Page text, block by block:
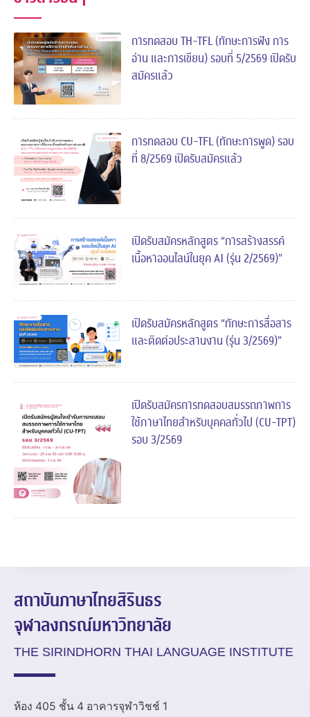
การทดสอบ TH-TFL (ทักษะการฟัง การ
อ่าน และการเขียน) รอบที่ 5/2569 เปิดรับ
สมัครแล้ว
การทดสอบ CU-TFL (ทักษะการพูด) รอบ
ที่ 8/2569 เปิดรับสมัครแล้ว
เปิดรับสมัครหลักสูตร “การสร้างสรรค์
เนื้อหาออนไลน์ในยุค AI (รุ่น 2/2569)”
เปิดรับสมัครหลักสูตร “ทักษะการสื่อสาร
และติดต่อประสานงาน (รุ่น 3/2569)”
เปิดรับสมัครการทดสอบสมรรถภาพการ
ใช้ภาษาไทยสำหรับบุคคลทั่วไป (CU-TPT)
รอบ 3/2569
สถาบันภาษาไทยสิรินธร
จุฬาลงกรณ์มหาวิทยาลัย
THE SIRINDHORN THAI LANGUAGE INSTITUTE
ห้อง 405 ชั้น 4 อาคารจุฬาวิชช์ 1